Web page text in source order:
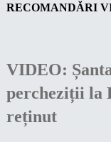
RECOMANDĂRI
VIDEO:
percheziții la
reținut